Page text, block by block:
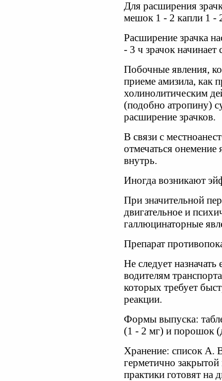
Для расширения
мешок 1 - 2 капли 1 -
Расширение зрачка
- 3 ч зрачок начинает
Побочные явления,
приеме амизила, как
холинолитическим
(подобно атропину)
расширение зрачков.
В связи с
отмечаться онемение
внутрь.
Иногда возникают
При значительной
двигательное и
галлюцинаторные
Препарат
Не следует
водителям
которых требует
реакции.
Формы выпуска:
(1 - 2 мг) и порошок
Хранение: список А.
герметично
практики готовят на